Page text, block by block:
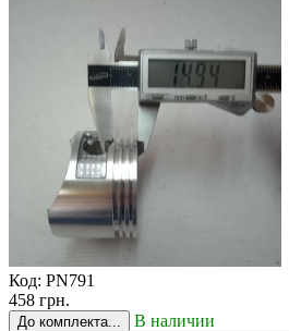
Код: PN791
458 грн.
До комплекта... В наличии